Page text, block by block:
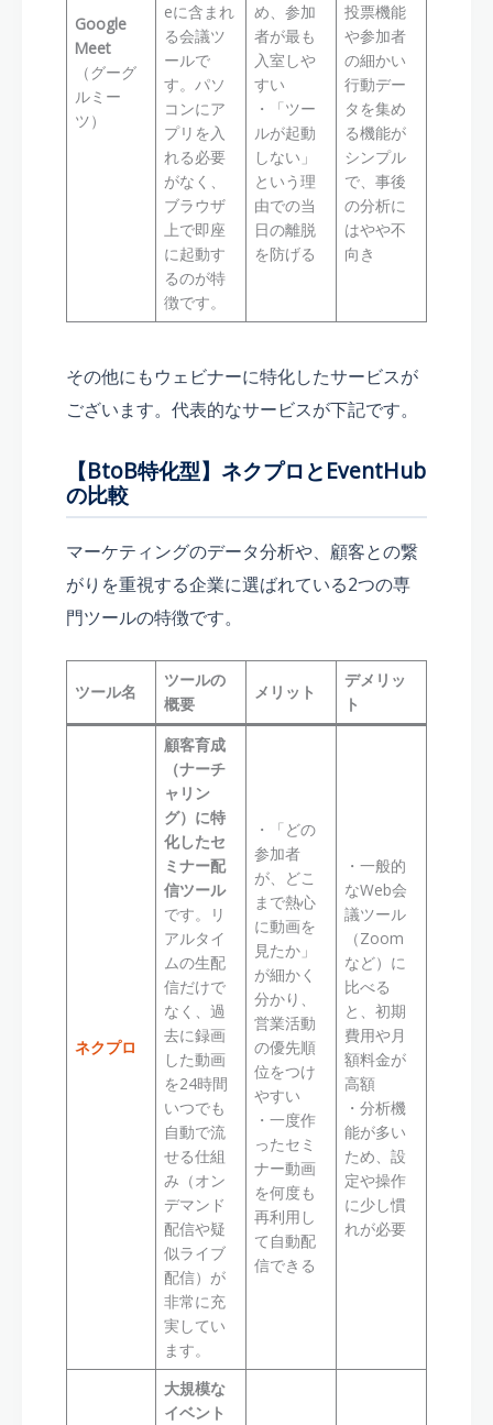
Google
Meet
（グーグ
ルミー
ツ）
eに含まれ
る会議ツ
ールで
す。パソ
コンにア
プリを入
れる必要
がなく、
ブラウザ
上で即座
に起動す
るのが特
徴です。
め、参加
者が最も
入室しや
すい
・「ツー
ルが起動
しない」
という理
由での当
日の離脱
を防げる
投票機能
や参加者
の細かい
行動デー
タを集め
る機能が
シンプル
で、事後
の分析に
はやや不
向き
その他にもウェビナーに特化したサービスが
ございます。代表的なサービスが下記です。
【BtoB特化型】ネクプロとEventHub
の比較
マーケティングのデータ分析や、顧客との繋
がりを重視する企業に選ばれている2つの専
門ツールの特徴です。
ツール名
ツールの
概要
メリット
デメリッ
ト
ネクプロ
顧客育成
（ナーチ
ャリン
グ）に特
化したセ
ミナー配
信ツール
です。リ
アルタイ
ムの生配
信だけで
なく、過
去に録画
した動画
を24時間
いつでも
自動で流
せる仕組
み（オン
デマンド
配信や疑
似ライブ
配信）が
非常に充
実してい
ます。
・「どの
参加者
が、どこ
まで熱心
に動画を
見たか」
が細かく
分かり、
営業活動
の優先順
位をつけ
やすい
・一度作
ったセミ
ナー動画
を何度も
再利用し
て自動配
信できる
・一般的
なWeb会
議ツール
（Zoom
など）に
比べる
と、初期
費用や月
額料金が
高額
・分析機
能が多い
ため、設
定や操作
に少し慣
れが必要
大規模な
イベント